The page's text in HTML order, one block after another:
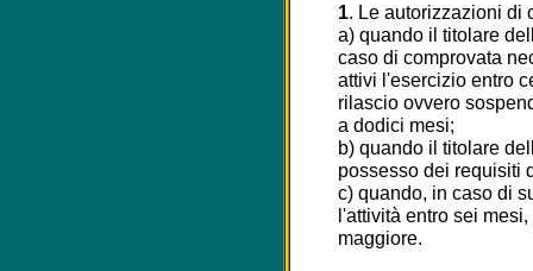
1. Le autorizzazioni di
a) quando il titolare
caso di comprovata
attivi l'esercizio entro
rilascio ovvero
a dodici mesi;
b) quando il titolare
possesso dei requisiti
c) quando, in caso di
l'attività entro sei
maggiore.